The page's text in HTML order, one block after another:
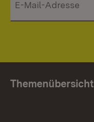
Themenübersicht